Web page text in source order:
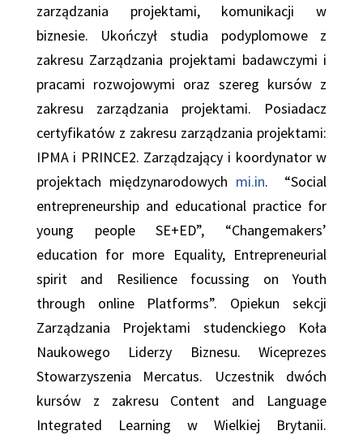
zarządzania projektami, komunikacji w
biznesie. Ukończył studia podyplomowe z
zakresu Zarządzania projektami badawczymi i
pracami rozwojowymi oraz szereg kursów z
zakresu zarządzania projektami. Posiadacz
certyfikatów z zakresu zarządzania projektami:
IPMA i PRINCE2. Zarządzający i koordynator w
projektach międzynarodowych mi.in. “Social
entrepreneurship and educational practice for
young people SE+ED”, “Changemakers’
education for more Equality, Entrepreneurial
spirit and Resilience focussing on Youth
through online Platforms”.
Opiekun sekcji
Zarządzania Projektami studenckiego Koła
Naukowego Liderzy Biznesu. Wiceprezes
Stowarzyszenia Mercatus. Uczestnik dwóch
kursów z zakresu Content and Language
Integrated Learning w Wielkiej Brytanii.